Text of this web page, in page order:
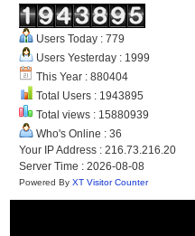
Users Today : 779
Users Yesterday : 1999
This Year : 880404
Total Users : 1943895
Total views : 15880939
Who's Online : 36
Your IP Address : 216.73.216.20
Server Time : 2026-08-08
Powered By XT Visitor Counter